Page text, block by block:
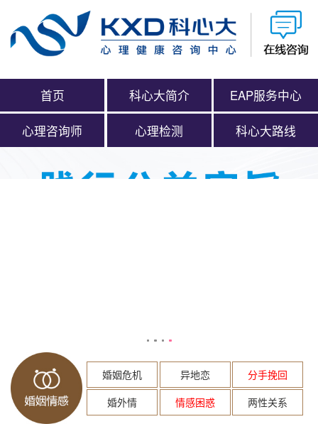
首页 科心大简介 EAP服务中心
心理咨询师 心理检测 科心大路线
婚姻危机 异地恋
分手挽回
婚外情
情感困惑 两性关系